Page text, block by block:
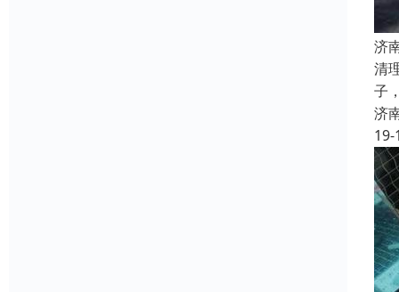
济
清
子
济
19-